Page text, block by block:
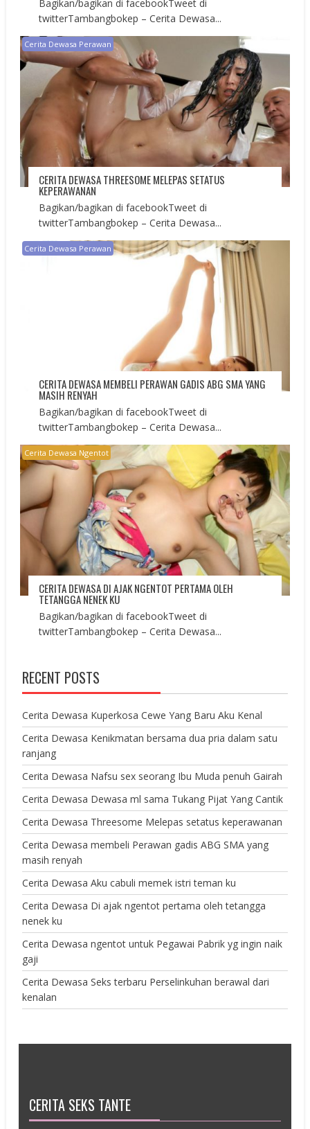
Bagikan/bagikan di facebookTweet di
twitterTambangbokep – Cerita Dewasa...
Cerita Dewasa Perawan
CERITA DEWASA THREESOME MELEPAS SETATUS
KEPERAWANAN
Bagikan/bagikan di facebookTweet di
twitterTambangbokep – Cerita Dewasa...
Cerita Dewasa Perawan
CERITA DEWASA MEMBELI PERAWAN GADIS ABG SMA YANG
MASIH RENYAH
Bagikan/bagikan di facebookTweet di
twitterTambangbokep – Cerita Dewasa...
Cerita Dewasa Ngentot
CERITA DEWASA DI AJAK NGENTOT PERTAMA OLEH
TETANGGA NENEK KU
Bagikan/bagikan di facebookTweet di
twitterTambangbokep – Cerita Dewasa...
RECENT POSTS
Cerita Dewasa Kuperkosa Cewe Yang Baru Aku Kenal
Cerita Dewasa Kenikmatan bersama dua pria dalam satu
ranjang
Cerita Dewasa Nafsu sex seorang Ibu Muda penuh Gairah
Cerita Dewasa Dewasa ml sama Tukang Pijat Yang Cantik
Cerita Dewasa Threesome Melepas setatus keperawanan
Cerita Dewasa membeli Perawan gadis ABG SMA yang
masih renyah
Cerita Dewasa Aku cabuli memek istri teman ku
Cerita Dewasa Di ajak ngentot pertama oleh tetangga
nenek ku
Cerita Dewasa ngentot untuk Pegawai Pabrik yg ingin naik
gaji
Cerita Dewasa Seks terbaru Perselinkuhan berawal dari
kenalan
CERITA SEKS TANTE